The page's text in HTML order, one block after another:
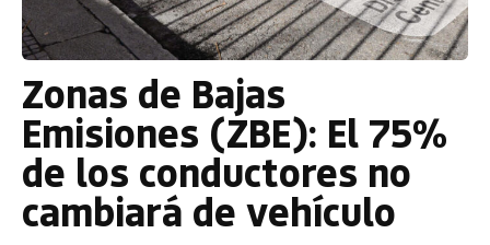
Zonas de Bajas
Emisiones (ZBE): El 75%
de los conductores no
cambiará de vehículo